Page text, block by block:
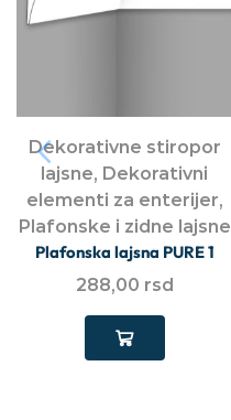
Dekorativne stiropor
lajsne, Dekorativni
elementi za enterijer,
Plafonske i zidne lajsne
Plafonska lajsna PURE 1
288,00 rsd